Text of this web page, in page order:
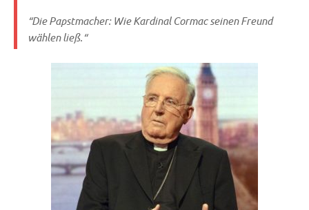
“Die Papst­ma­cher: Wie Kar­di­nal Cor­mac sei­nen Freund
wäh­len ließ.“